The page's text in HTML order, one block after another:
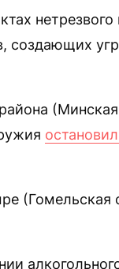
создающих
(Гомельская